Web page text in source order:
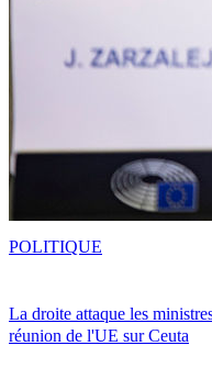
La droite attaque les
réunion de l'UE sur Ceuta
POLITIQUE